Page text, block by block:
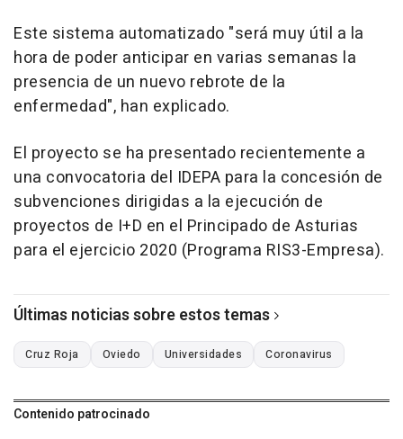
Este sistema automatizado "será muy útil a la
hora de poder anticipar en varias semanas la
presencia de un nuevo rebrote de la
enfermedad", han explicado.
El proyecto se ha presentado recientemente a
una convocatoria del IDEPA para la concesión de
subvenciones dirigidas a la ejecución de
proyectos de I+D en el Principado de Asturias
para el ejercicio 2020 (Programa RIS3-Empresa).
Últimas noticias sobre estos temas
Cruz Roja Oviedo Universidades Coronavirus
Contenido patrocinado